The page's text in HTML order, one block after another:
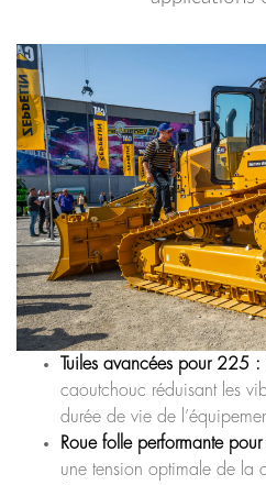
Tuiles avancées pour 225 :
caoutchouc réduisant les
durée de vie de
Roue folle performante
une tension optimale de la